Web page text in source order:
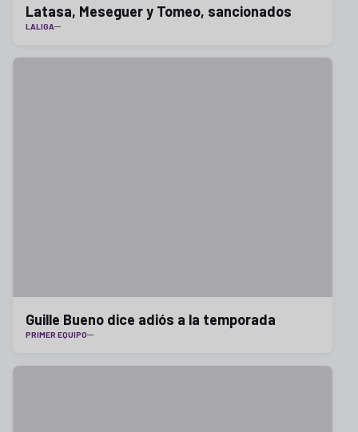
Latasa, Meseguer y Tomeo, sancionados
LALIGA
Guille Bueno dice adiós a la temporada
PRIMER EQUIPO